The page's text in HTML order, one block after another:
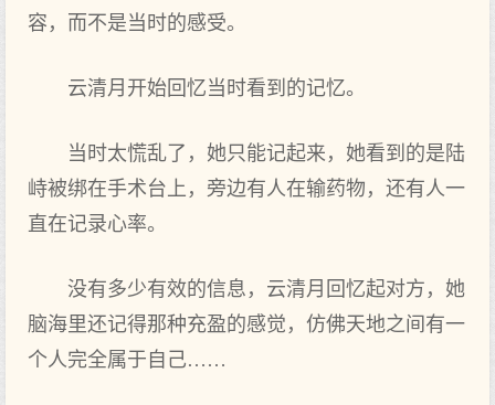
容，而不是当时的感受。
云清月开始回忆当时看到的记忆。
当时太慌乱了，她只能记起来，她看到的是陆
峙被绑在手术台上，旁边有人在输药物，还有人一
直在记录心率。
没有多少有效的信息，云清月回忆起对方，她
脑海里还记得那种充盈的感觉，仿佛天地之间有一
个人完全属于自己……